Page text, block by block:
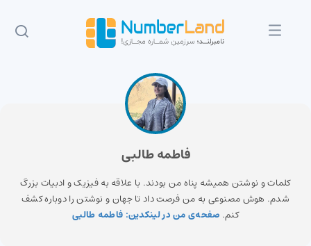
فاطمه طالبی
کلمات و نوشتن همیشه پناه من بودند. با علاقه به فیزیک و ادبیات بزرگ
شدم. هوش مصنوعی به من فرصت داد تا جهان و نوشتن را دوباره کشف
کنم. صفحه‌ی من در لینکدین: فاطمه طالبی